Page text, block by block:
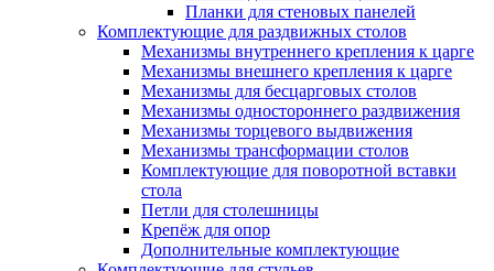
Планки для стеновых панелей
Комплектующие для раздвижных столов
Механизмы внутреннего крепления к царге
Механизмы внешнего крепления к царге
Механизмы для бесцарговых столов
Механизмы одностороннего раздвижения
Механизмы торцевого выдвижения
Механизмы трансформации столов
Комплектующие для поворотной вставки
стола
Петли для столешницы
Крепёж для опор
Дополнительные комплектующие